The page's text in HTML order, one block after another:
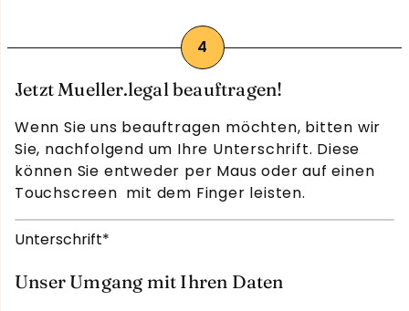
Jetzt Mueller.legal beauftragen!
Wenn Sie uns beauftragen möchten, bitten wir
Sie, nachfolgend um Ihre Unterschrift. Diese
können Sie entweder per Maus oder auf einen
Touchscreen mit dem Finger leisten.
Pflichtfeld
Unterschrift*
Unser Umgang mit Ihren Daten